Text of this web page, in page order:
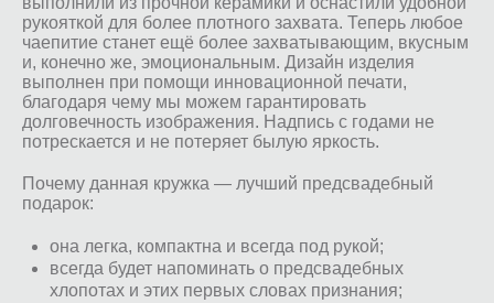
рукояткой для более плотного захвата. Теперь любое
чаепитие станет ещё более захватывающим, вкусным
и, конечно же, эмоциональным. Дизайн изделия
выполнен при помощи инновационной печати,
благодаря чему мы можем гарантировать
долговечность изображения. Надпись с годами не
потрескается и не потеряет былую яркость.
Почему данная кружка — лучший предсвадебный
подарок:
она легка, компактна и всегда под рукой;
всегда будет напоминать о предсвадебных
хлопотах и этих первых словах признания;